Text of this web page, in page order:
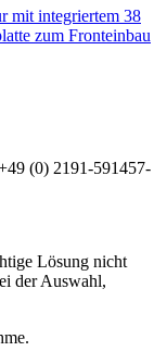
mit integriertem 38
zum Fronteinbau
(0) 2191-591457-
Lösung nicht
der Auswahl,